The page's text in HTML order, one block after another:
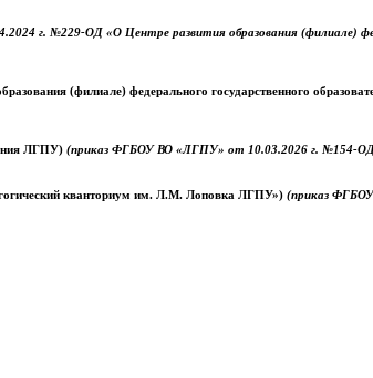
г. №229-ОД «О Центре развития образования (филиале)
(филиале) федерального государственного
ЛГПУ) (приказ ФГБОУ ВО «ЛГПУ» от 10.03.2026 г. №154-
кванториум им. Л.М. Лоповка ЛГПУ») (приказ